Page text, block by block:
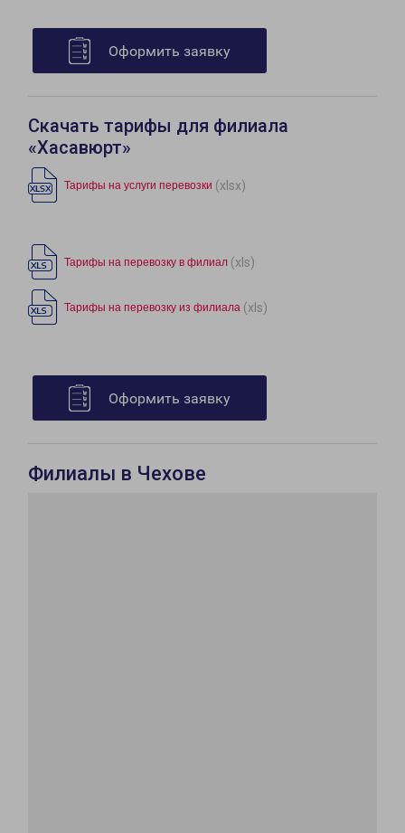
Оформить заявку
Скачать тарифы для филиала
«Хасавюрт»
Тарифы на услуги перевозки (xlsx)
Тарифы на перевозку в филиал (xls)
Тарифы на перевозку из филиала (xls)
Оформить заявку
Филиалы в Чехове